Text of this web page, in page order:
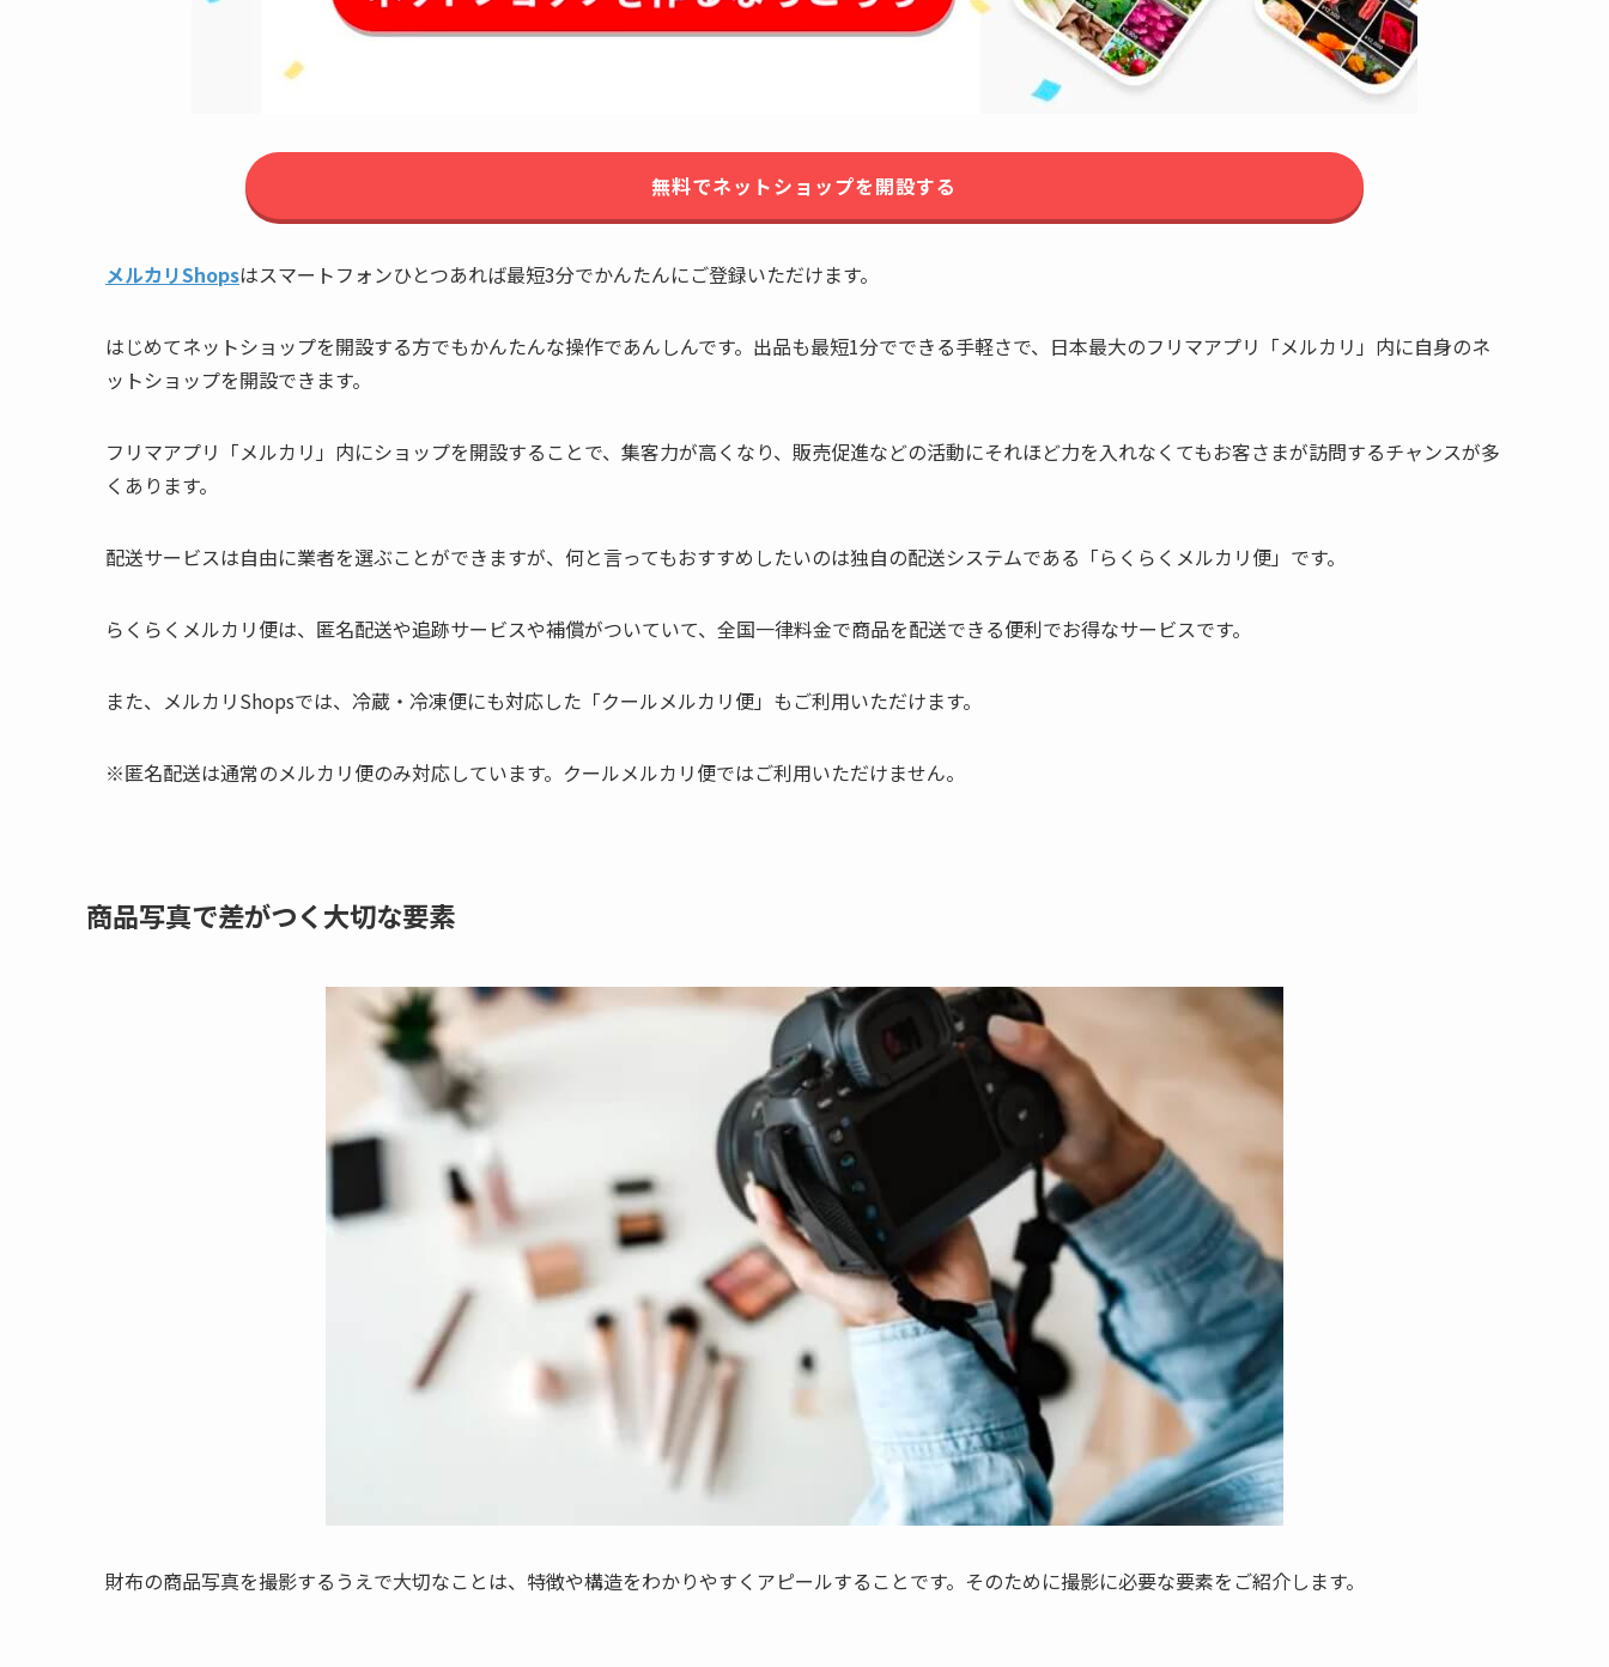
無料でネットショップを開設する
メルカリShopsはスマートフォンひとつあれば最短3分でかんたんにご登録いただけます。
はじめてネットショップを開設する方でもかんたんな操作であんしんです。出品も最短1分でできる手軽さで、日本最大のフリマアプリ「メルカリ」内に自身のネ
ットショップを開設できます。
フリマアプリ「メルカリ」内にショップを開設することで、集客力が高くなり、販売促進などの活動にそれほど力を入れなくてもお客さまが訪問するチャンスが多
くあります。
配送サービスは自由に業者を選ぶことができますが、何と言ってもおすすめしたいのは独自の配送システムである「らくらくメルカリ便」です。
らくらくメルカリ便は、匿名配送や追跡サービスや補償がついていて、全国一律料金で商品を配送できる便利でお得なサービスです。
また、メルカリShopsでは、冷蔵・冷凍便にも対応した「クールメルカリ便」もご利用いただけます。
※匿名配送は通常のメルカリ便のみ対応しています。クールメルカリ便ではご利用いただけません。
商品写真で差がつく大切な要素
財布の商品写真を撮影するうえで大切なことは、特徴や構造をわかりやすくアピールすることです。そのために撮影に必要な要素をご紹介します。